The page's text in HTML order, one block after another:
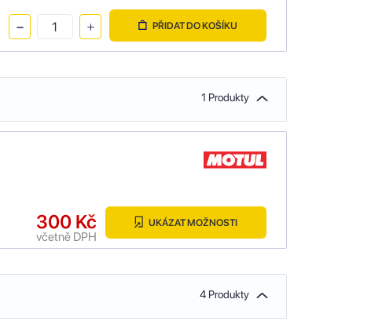
PŘIDAT DO KOŠÍKU
1 Produkty
300 Kč
včetně DPH
UKÁZAT MOŽNOSTI
4 Produkty